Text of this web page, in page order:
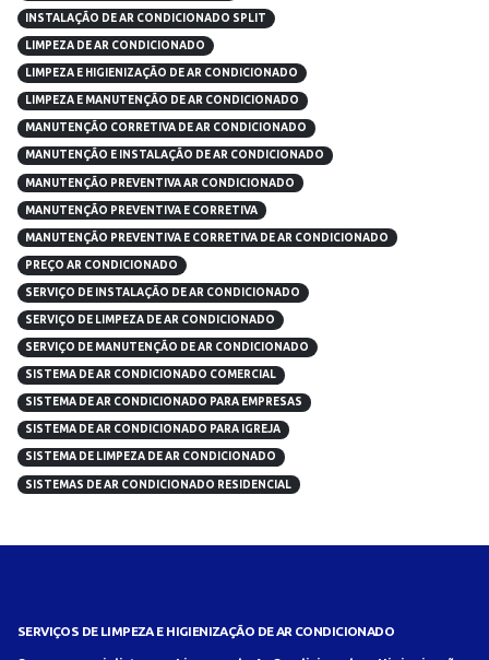
INSTALAÇÃO DE AR CONDICIONADO SPLIT
LIMPEZA DE AR CONDICIONADO
LIMPEZA E HIGIENIZAÇÃO DE AR CONDICIONADO
LIMPEZA E MANUTENÇÃO DE AR CONDICIONADO
MANUTENÇÃO CORRETIVA DE AR CONDICIONADO
MANUTENÇÃO E INSTALAÇÃO DE AR CONDICIONADO
MANUTENÇÃO PREVENTIVA AR CONDICIONADO
MANUTENÇÃO PREVENTIVA E CORRETIVA
MANUTENÇÃO PREVENTIVA E CORRETIVA DE AR CONDICIONADO
PREÇO AR CONDICIONADO
SERVIÇO DE INSTALAÇÃO DE AR CONDICIONADO
SERVIÇO DE LIMPEZA DE AR CONDICIONADO
SERVIÇO DE MANUTENÇÃO DE AR CONDICIONADO
SISTEMA DE AR CONDICIONADO COMERCIAL
SISTEMA DE AR CONDICIONADO PARA EMPRESAS
SISTEMA DE AR CONDICIONADO PARA IGREJA
SISTEMA DE LIMPEZA DE AR CONDICIONADO
SISTEMAS DE AR CONDICIONADO RESIDENCIAL
SERVIÇOS DE LIMPEZA E HIGIENIZAÇÃO DE AR CONDICIONADO